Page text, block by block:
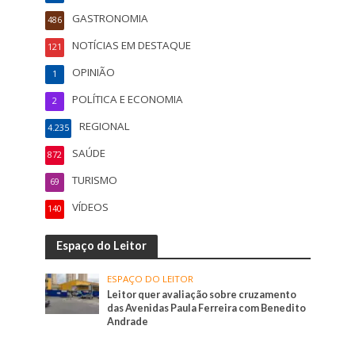
GASTRONOMIA
486
NOTÍCIAS EM DESTAQUE
121
OPINIÃO
1
POLÍTICA E ECONOMIA
2
REGIONAL
4.235
SAÚDE
872
TURISMO
69
VÍDEOS
140
Espaço do Leitor
ESPAÇO DO LEITOR
Leitor quer avaliação sobre cruzamento
das Avenidas Paula Ferreira com Benedito
Andrade